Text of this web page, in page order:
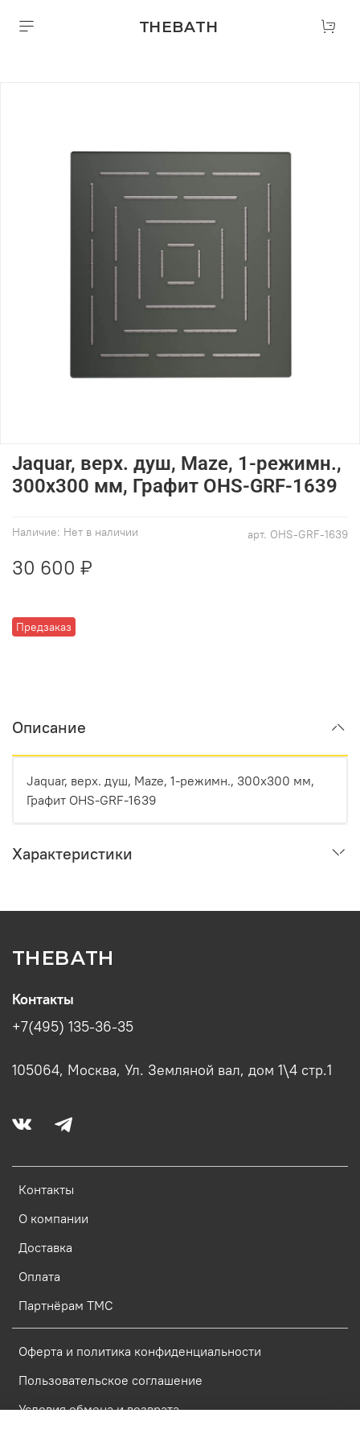
THEBATH
арт. OHS-GRF-1639
Наличие: Нет в наличии
Предзаказ
Jaquar, верх. душ, Maze, 1-режимн.,
300х300 мм, Графит OHS-GRF-1639
30 600 ₽
Описание
Jaquar, верх. душ, Maze, 1-режимн., 300х300 мм,
Графит OHS-GRF-1639
Характеристики
THEBATH
Контакты
О компании
Доставка
Оплата
Партнёрам ТМС
Оферта и политика конфиденциальности
Пользовательское соглашение
Условия обмена и возврата
Контакты
+7(495) 135-36-35
105064, Москва, Ул. Земляной вал, дом 1\4 стр.1